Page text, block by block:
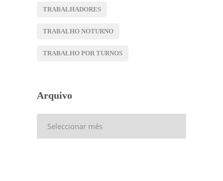
TRABALHADORES
TRABALHO NOTURNO
TRABALHO POR TURNOS
Arquivo